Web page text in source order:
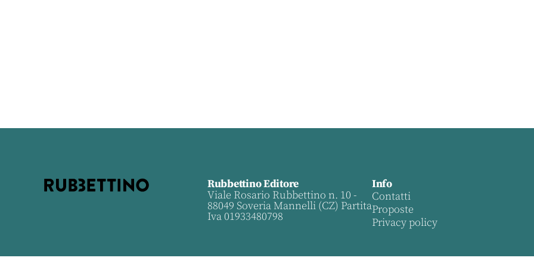
Rubbettino Editore
Viale Rosario Rubbettino n. 10 -
88049 Soveria Mannelli (CZ) Partita
Iva 01933480798
Info
Contatti
Proposte
Privacy policy